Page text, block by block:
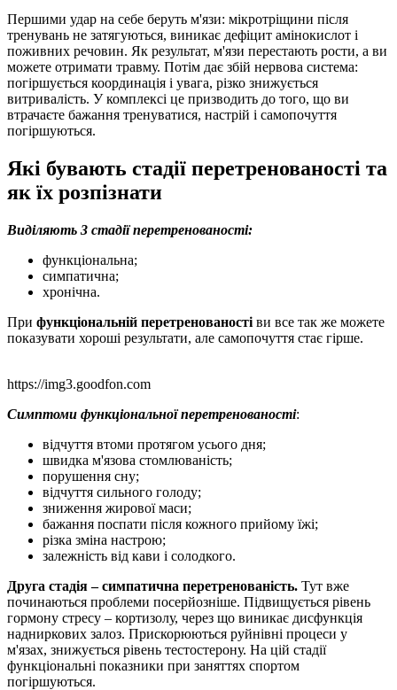
Першими удар на себе беруть м'язи: мікротріщини після
тренувань не затягуються, виникає дефіцит амінокислот і
поживних речовин. Як результат, м'язи перестають рости, а ви
можете отримати травму. Потім дає збій нервова система:
погіршується координація і увага, різко знижується
витривалість. У комплексі це призводить до того, що ви
втрачаєте бажання тренуватися, настрій і самопочуття
погіршуються.
Які бувають стадії перетренованості та
як їх розпізнати
Виділяють 3 стадії перетренованості:
функціональна;
симпатична;
хронічна.
При функціональній перетренованості ви все так же можете
показувати хороші результати, але самопочуття стає гірше.
https://img3.goodfon.com
Симптоми функціональної перетренованості:
відчуття втоми протягом усього дня;
швидка м'язова стомлюваність;
порушення сну;
відчуття сильного голоду;
зниження жирової маси;
бажання поспати після кожного прийому їжі;
різка зміна настрою;
залежність від кави і солодкого.
Друга стадія – симпатична перетренованість. Тут вже
починаються проблеми посерйозніше. Підвищується рівень
гормону стресу – кортизолу, через що виникає дисфункція
надниркових залоз. Прискорюються руйнівні процеси у
м'язах, знижується рівень тестостерону. На цій стадії
функціональні показники при заняттях спортом
погіршуються.